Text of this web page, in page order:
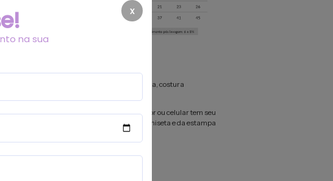
100% algodão, meia malha penteada, costura
do produto:Como cada tela de computador ou celular tem seu
jeito de mostrar cores, então a cor da sua camiseta e da estampa
ser um pouco diferente do que você viu online.
x
na sua